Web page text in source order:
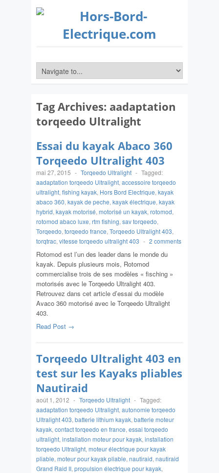
Tag Archives: aadaptation
torqeedo Ultralight
Essai du kayak Abaco 360
Torqeedo Ultralight 403
mai 27, 2015 - Torqeedo Ultralight - Tagged:
aadaptation torqeedo Ultralight, accessoire torqeedo
ultralight, fishing kayak, Hors Bord Electrique, kayak
abaco 360, kayak de peche, kayak électrique, kayak
hybrid, kayak motorisé, motorisé un kayak, rotomod,
rotomod abaco luxe, rtm fishing, sav torqeedo,
Torqeedo, torqeedo france, Torqeedo Ultralight 403,
torqtrac, vitesse torqeedo ultralight 403 - 2 comments
Rotomod est l’un des leader dans le monde du
kayak. Depuis plusieurs mois, Rotomod
commercialise trois de ses modèles « fisching »
motorisés avec le Torqeedo Ultralight 403.
Retrouvez dans cet article d’essai du modèle
Avaco 360 motorisé avec le Torqeedo Ultralight
403.
Read Post →
Torqeedo Ultralight 403 en
test sur les Kayaks pliables
Nautiraid
août 1, 2012 - Torqeedo Ultralight - Tagged:
aadaptation torqeedo Ultralight, autonomie torqeedo
Ultralight 403, batterie lithium kayak, batterie moteur
kayak, contact torqeedo en france, essai torqeedo
ultralight, installation moteur pour kayak, installation
torqeedo Ultralight, moteur électrique pour kayak
pliable, moteur pour kayak pliable, nautiraid, nautiraid
Grand Raid II, propulsion électrique pour kayak,